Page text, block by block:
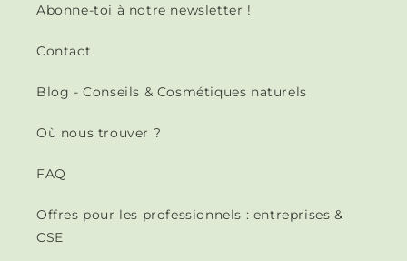
Abonne-toi à notre newsletter !
Contact
Blog - Conseils & Cosmétiques naturels
Où nous trouver ?
FAQ
Offres pour les professionnels : entreprises &
CSE